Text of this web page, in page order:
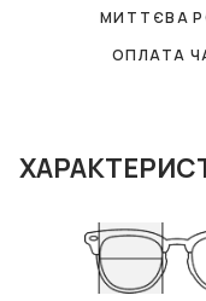
МИТТЄВА
ОПЛАТА